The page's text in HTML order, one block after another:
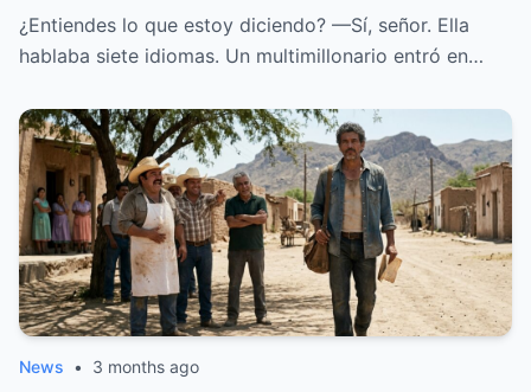
HABLABA 7 Idiomas.
¿Entiendes lo que estoy diciendo? —Sí, señor. Ella
hablaba siete idiomas. Un multimillonario entró en…
News • 3 months ago